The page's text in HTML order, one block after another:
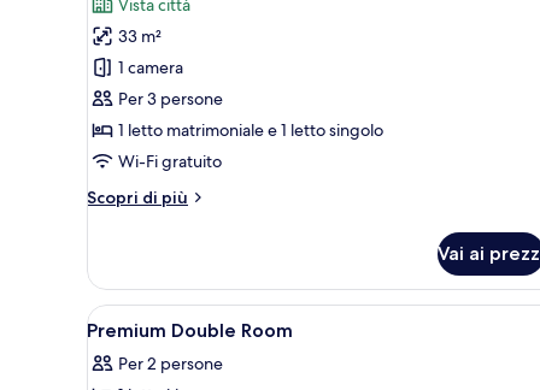
per
Camera
Premium
con
2
letti
singoli
Vista città
33 m²
1 camera
Per 3 persone
1 letto matrimoniale e 1 letto singolo
Wi-Fi gratuito
Scopri di più
Altri
Premium
con
2
singoli
Vai ai
Apri
tutte
le
Biancheria da letto di alta
4
Premium Double Room
Per 2 persone